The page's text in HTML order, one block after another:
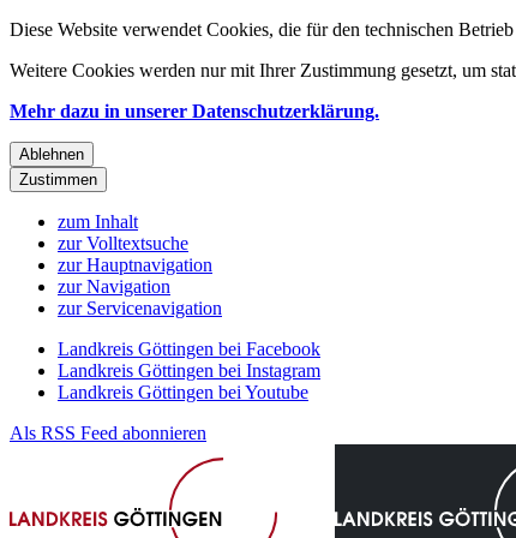
Diese Website verwendet Cookies, die für den technischen
Weitere Cookies werden nur mit Ihrer Zustimmung gesetzt, um
Mehr dazu in unserer Datenschutzerklärung.
Ablehnen
Zustimmen
zum Inhalt
zur Volltextsuche
zur Hauptnavigation
zur Navigation
zur Servicenavigation
Landkreis Göttingen bei Facebook
Landkreis Göttingen bei Instagram
Landkreis Göttingen bei Youtube
Als RSS Feed abonnieren